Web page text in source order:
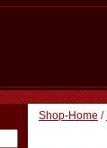
Shop-Home /